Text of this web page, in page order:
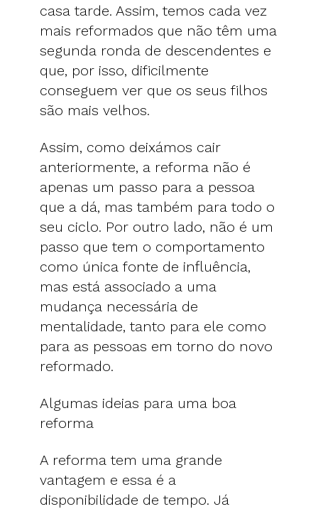
casa tarde. Assim, temos cada vez
mais reformados que não têm uma
segunda ronda de descendentes e
que, por isso, dificilmente
conseguem ver que os seus filhos
são mais velhos.
Assim, como deixámos cair
anteriormente, a reforma não é
apenas um passo para a pessoa
que a dá, mas também para todo o
seu ciclo. Por outro lado, não é um
passo que tem o comportamento
como única fonte de influência,
mas está associado a uma
mudança necessária de
mentalidade, tanto para ele como
para as pessoas em torno do novo
reformado.
Algumas ideias para uma boa
reforma
A reforma tem uma grande
vantagem e essa é a
disponibilidade de tempo. Já